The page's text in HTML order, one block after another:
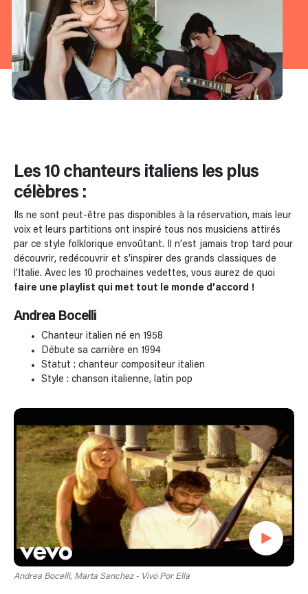
Les 10 chanteurs italiens les plus
célèbres :
Ils ne sont peut-être pas disponibles à la réservation, mais leur
voix et leurs partitions ont inspiré tous nos musiciens attirés
par ce style folklorique envoûtant. Il n’est jamais trop tard pour
découvrir, redécouvrir et s’inspirer des grands classiques de
l’Italie. Avec les 10 prochaines vedettes, vous aurez de quoi
faire une playlist qui met tout le monde d’accord !
Andrea Bocelli
Chanteur italien né en 1958
Débute sa carrière en 1994
Statut : chanteur compositeur italien
Style : chanson italienne, latin pop
Andrea Bocelli, Marta Sanchez - Vivo Por Ella